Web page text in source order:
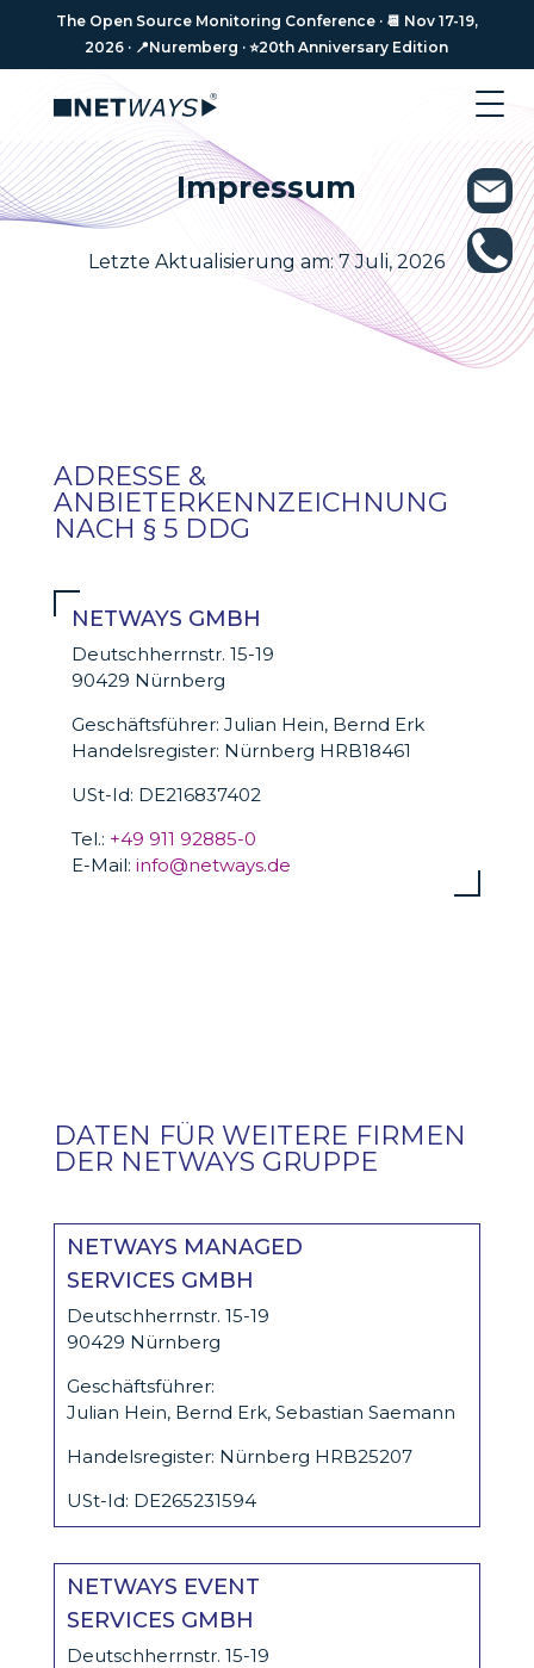
The Open Source Monitoring Conference · 📆 Nov 17-19,
2026 · 📍Nuremberg · ⭐️20th Anniversary Edition
Impressum
Letzte Aktualisierung am: 7 Juli, 2026
ADRESSE &
ANBIETERKENNZEICHNUNG
NACH § 5 DDG
NETWAYS GMBH
Deutschherrnstr. 15-19
90429 Nürnberg
Geschäftsführer: Julian Hein, Bernd Erk
Handelsregister: Nürnberg HRB18461
USt-Id: DE216837402
Tel.: +49 911 92885-0
E-Mail: info@netways.de
DATEN FÜR WEITERE FIRMEN
DER NETWAYS GRUPPE
NETWAYS MANAGED
SERVICES GMBH
Deutschherrnstr. 15-19
90429 Nürnberg
Geschäftsführer:
Julian Hein, Bernd Erk, Sebastian Saemann
Handelsregister: Nürnberg HRB25207
USt-Id: DE265231594
NETWAYS EVENT
SERVICES GMBH
Deutschherrnstr. 15-19